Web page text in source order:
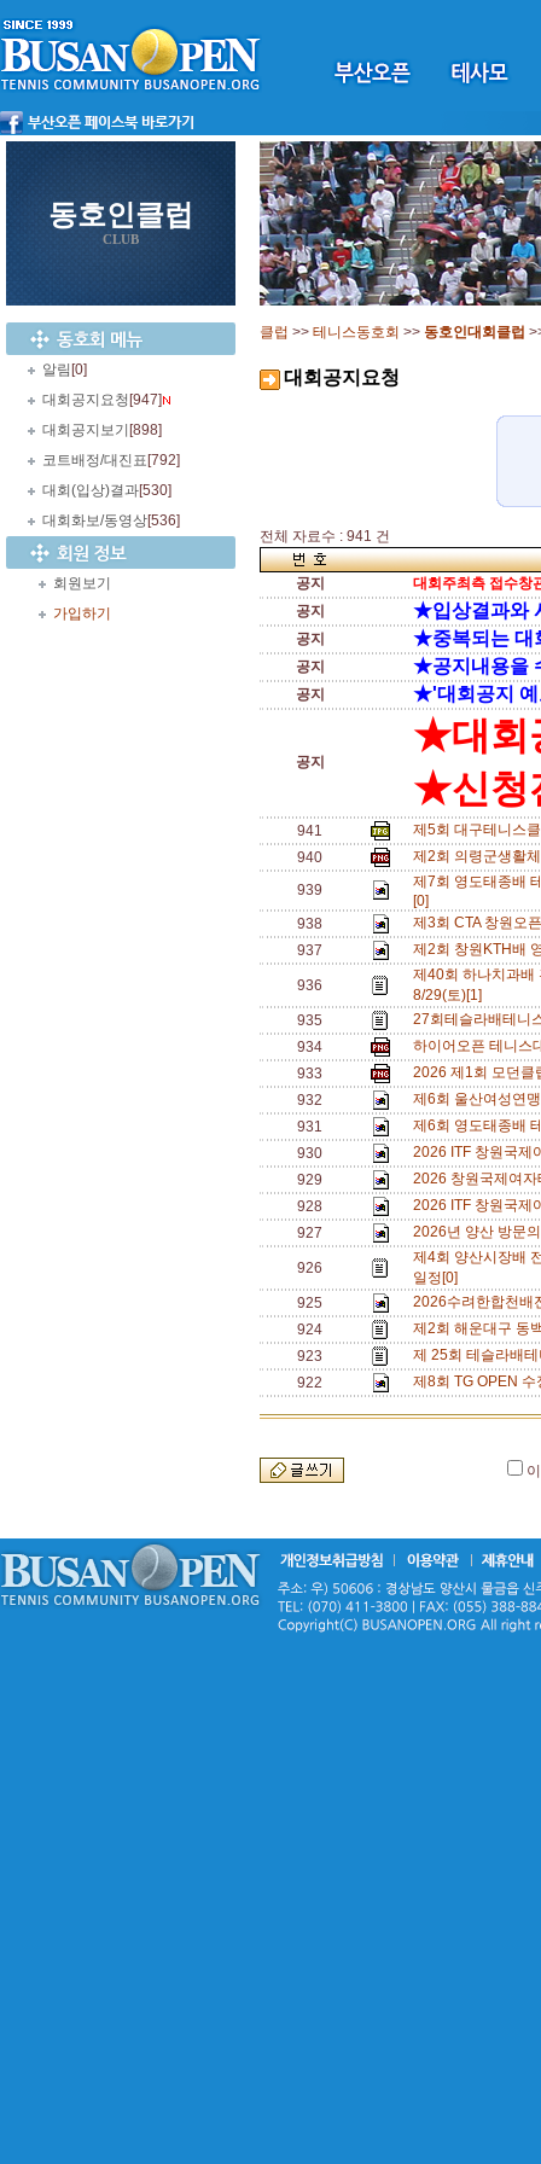
동호인클럽
CLUB
알림 [0]
대회공지요청 [947]
대회공지보기 [898]
코트배정/대진표 [792]
대회(입상)결과[530]
대회화보/동영상[536]
회원보기
가입하기
클럽 >> 테니스동호회 >> 동호인대회클럽
대회공지요청
전체 자료수 : 941 건
공지
대회주최측 접수창
공지
★입상결과와
공지 ★중복되는 대
공지 ★공지내용을
공지 ★'대회공지 예
공지
★대회
★신청
941
제5회 대구테니스
940
제2회 의령군생활
939
제7회 영도태종배
[0]
938
제3회 CTA 창원오
937
제2회 창원KTH배
936
제40회 하나치과배
8/29(토)[1]
935
27회테슬라배테니
934
하이어오픈 테니스
933
2026 제1회 모던
932
제6회 울산여성연
931
제6회 영도태종배
930
2026 ITF 창원국제
929
2026 창원국제여
928
2026 ITF 창원국제
927
2026년 양산 방문
926
제4회 양산시장배
일정[0]
925
2026수려한합천배
924
제2회 해운대구 동
923
제 25회 테슬라배
922
제8회 TG OPEN